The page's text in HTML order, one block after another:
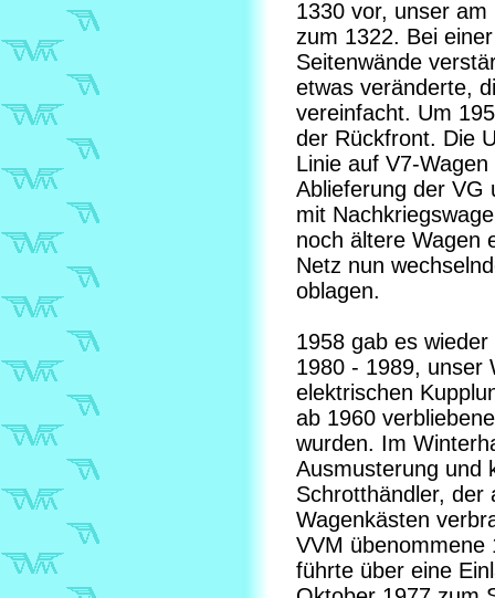
1330 vor, unser
zum 1322. Bei
Seitenwände
etwas veränderte,
vereinfacht. Um
der Rückfront. Die
Linie auf V7-
Ablieferung der VG
mit
noch ältere Wagen
Netz nun
oblagen.
1958 gab es
1980 - 1989, unser
elektrischen
ab 1960
wurden. Im
Ausmusterung und
Schrotthändler, der
Wagenkästen
VVM übenommene
führte über eine